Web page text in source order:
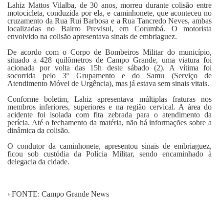
Lahiz Mattos Vilalba, de 30 anos, morreu durante colisão entre
motocicleta, conduzida por ela, e caminhonete, que aconteceu no
cruzamento da Rua Rui Barbosa e a Rua Tancredo Neves, ambas
localizadas no Bairro Previsul, em Corumbá. O motorista
envolvido na colisão apresentava sinais de embriaguez.
De acordo com o Corpo de Bombeiros Militar do município,
situado a 428 quilômetros de Campo Grande, uma viatura foi
acionada por volta das 15h deste sábado (2). A vítima foi
socorrida pelo 3º Grupamento e do Samu (Serviço de
Atendimento Móvel de Urgência), mas já estava sem sinais vitais.
Conforme boletim, Lahiz apresentava múltiplas fraturas nos
membros inferiores, superiores e na região cervical. A área do
acidente foi isolada com fita zebrada para o atendimento da
perícia. Até o fechamento da matéria, não há informações sobre a
dinâmica da colisão.
O condutor da caminhonete, apresentou sinais de embriaguez,
ficou sob custódia da Polícia Militar, sendo encaminhado à
delegacia da cidade.
› FONTE: Campo Grande News